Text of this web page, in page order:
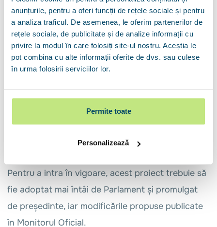
anunțurile, pentru a oferi funcții de rețele sociale și pentru
a analiza traficul. De asemenea, le oferim partenerilor de
rețele sociale, de publicitate și de analize informații cu
privire la modul în care folosiți site-ul nostru. Aceștia le
pot combina cu alte informații oferite de dvs. sau culese
în urma folosirii serviciilor lor.
Permite toate
Personalizează
Dobânda pentru un credit Noua Casă este
variabilă. Aceasta se calculează în funcție de
IRCC (Indicele de Referință pentru Creditele
Consumatorilor), la care se adaugă o marjă fixă
de 2%. Unul dintre avantajele dobânzii variabile
este că, în cazul în care dobânzile de referință
scad, și ratele lunare pot deveni mai mici. Totuși,
și reversul este adevărat - dacă IRCC crește,
ratele vor crește.
Pentru a intra în vigoare, acest proiect trebuie să
fie adoptat mai întâi de Parlament și promulgat
de președinte, iar modificările propuse publicate
în Monitorul Oficial.